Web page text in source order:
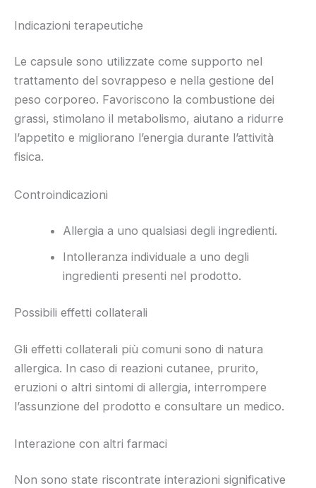
Indicazioni terapeutiche
Le capsule sono utilizzate come supporto nel
trattamento del sovrappeso e nella gestione del
peso corporeo. Favoriscono la combustione dei
grassi, stimolano il metabolismo, aiutano a ridurre
l’appetito e migliorano l’energia durante l’attività
fisica.
Controindicazioni
Allergia a uno qualsiasi degli ingredienti.
Intolleranza individuale a uno degli
ingredienti presenti nel prodotto.
Possibili effetti collaterali
Gli effetti collaterali più comuni sono di natura
allergica. In caso di reazioni cutanee, prurito,
eruzioni o altri sintomi di allergia, interrompere
l’assunzione del prodotto e consultare un medico.
Interazione con altri farmaci
Non sono state riscontrate interazioni significative